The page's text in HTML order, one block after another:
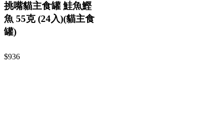
挑嘴貓主食罐 鮭魚鰹
魚 55克 (24入)(貓主食
罐)
$936